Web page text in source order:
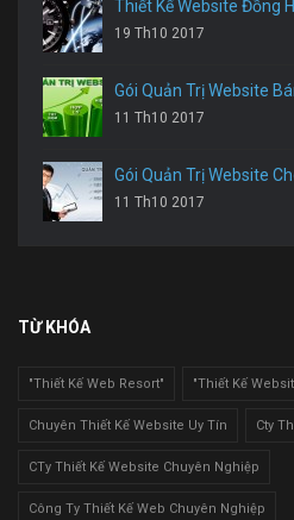
Thiết Kế Website Đồng
19 Th10 2017
Gói Quản Trị Website
11 Th10 2017
Gói Quản Trị Website
11 Th10 2017
TỪ KHÓA
"Thiết Kế Web Resort" "Thiết Kế
Chuyên Thiết Kế Website Uy Tín Cty
CTy Thiết Kế Website Chuyên Nghiệp
Công Ty Thiết Kế Web Chuyên Nghiệp